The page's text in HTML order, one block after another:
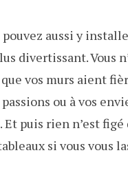
aussi y
divertissant. Vous
vos murs aient
ou à vos
puis rien n’est figé
si vous vous